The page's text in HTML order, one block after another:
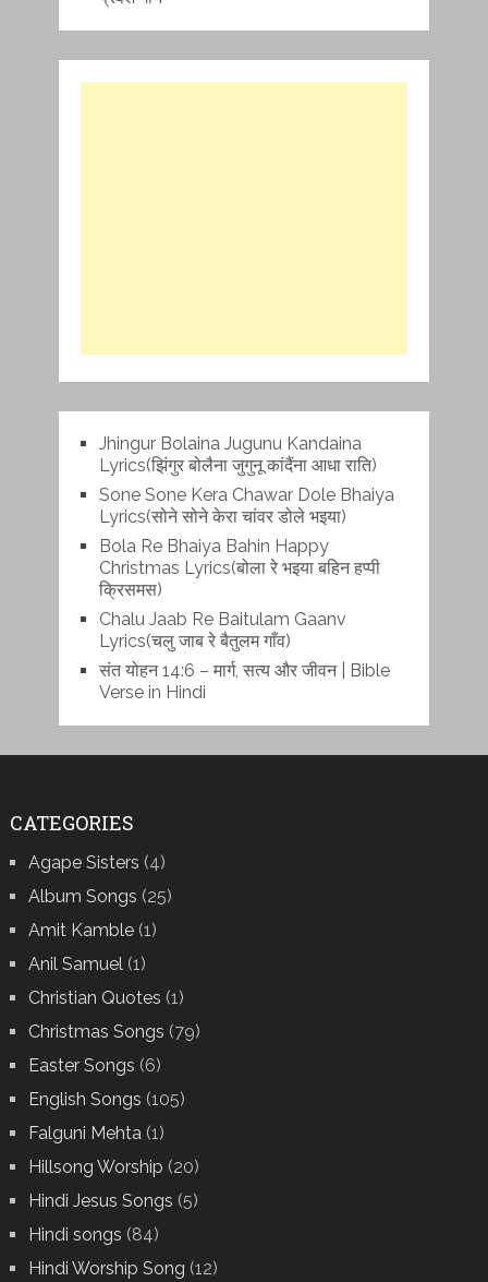
Jhingur Bolaina Jugunu Kandaina
Lyrics(झिंगुर बोलैना जुगुनू कांदैंना आधा राति)
Sone Sone Kera Chawar Dole Bhaiya
Lyrics(सोने सोने केरा चांवर डोले भइया)
Bola Re Bh‌aiya Bahin Happy
Christmas Lyrics(बोला रे भ‌इया बहिन हप्पी
क्रिसमस)
Chalu Jaab Re Baitulam Gaanv
Lyrics(चलु जाब रे बैतुलम गाँव)
संत योहन 14:6 – मार्ग, सत्य और जीवन | Bible
Verse in Hindi
CATEGORIES
Agape Sisters (4)
Album Songs (25)
Amit Kamble(1)
Anil Samuel(1)
Christian Quotes (1)
Christmas Songs (79)
Easter Songs (6)
English Songs (105)
Falguni Mehta(1)
Hillsong Worship (20)
Hindi Jesus Songs (5)
Hindi songs (84)
Hindi Worship Song (12)